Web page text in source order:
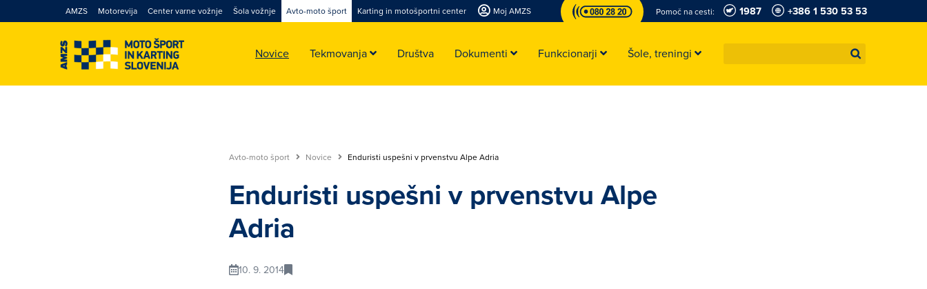
AMZS Motorevija Center varne vožnje Šola vožnje Avto-moto šport Karting in motošportni center Moj AMZS Pomoč na cesti: 1987 +386 1 530 53 53
Novice Tekmovanja Društva Dokumenti Funkcionarji Šole, treningi
Avto-moto šport Novice Enduristi uspešni v prvenstvu Alpe Adria
Enduristi uspešni v prvenstvu Alpe
Adria
10. 9. 2014